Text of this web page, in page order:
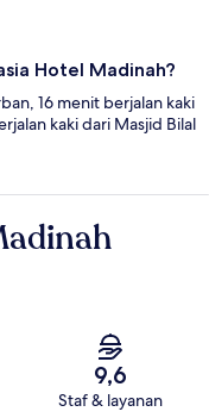
Hotel Madinah?
16 menit berjalan kaki
kaki dari Masjid Bilal
9,6
Staf & layanan